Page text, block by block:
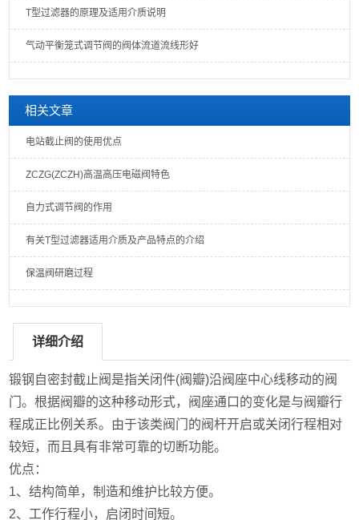
T型过滤器的原理及适用介质说明
气动平衡笼式调节阀的阀体流道流线形好
相关文章
电站截止阀的使用优点
ZCZG(ZCZH)高温高压电磁阀特色
自力式调节阀的作用
有关T型过滤器适用介质及产品特点的介绍
保温阀研磨过程
详细介绍
锻钢自密封截止阀是指关闭件(阀瓣)沿阀座中心线移动的阀
门。根据阀瓣的这种移动形式，阀座通口的变化是与阀瓣行
程成正比例关系。由于该类阀门的阀杆开启或关闭行程相对
较短，而且具有非常可靠的切断功能。
优点：
1、结构简单，制造和维护比较方便。
2、工作行程小，启闭时间短。